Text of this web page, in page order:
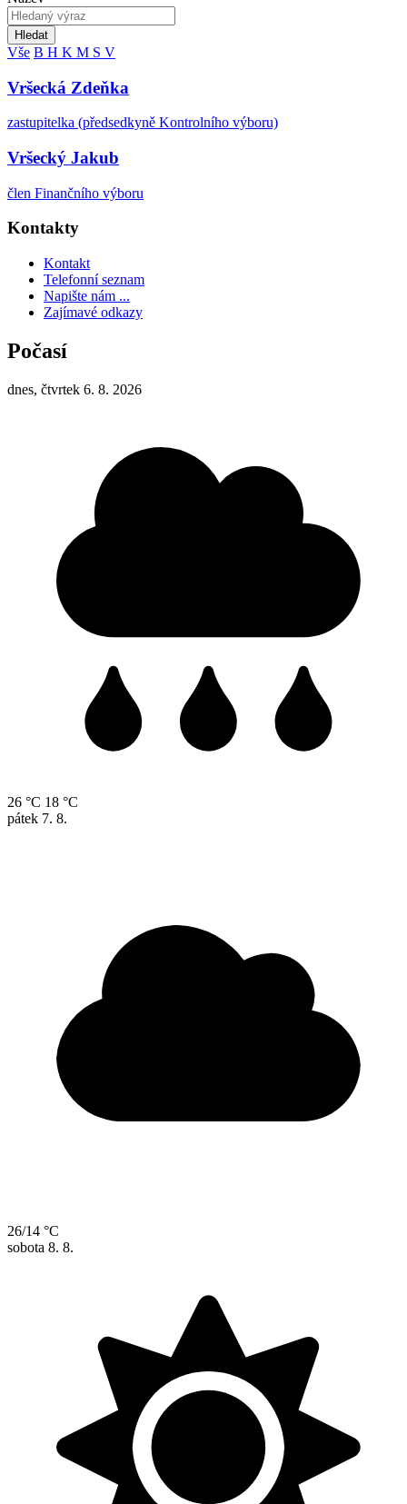
Hledat
Vše B H K M S V
Vršecká Zdeňka
zastupitelka (předsedkyně Kontrolního výboru)
Vršecký Jakub
člen Finančního výboru
Kontakty
Kontakt
Telefonní seznam
Napište nám ...
Zajímavé odkazy
Počasí
dnes, čtvrtek 6. 8. 2026
26 °C 18 °C
pátek 7. 8.
26/14 °C
sobota 8. 8.